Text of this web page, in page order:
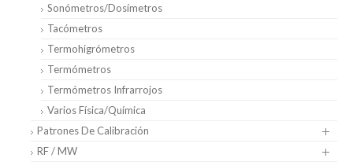
Sonómetros/Dosímetros
Tacómetros
Termohigrómetros
Termómetros
Termómetros Infrarrojos
Varios Física/Química
Patrones De Calibración
RF / MW